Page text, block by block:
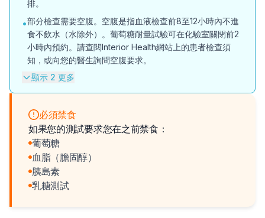
排。
•部分檢查需要空腹。空腹是指血液檢查前8至12小時內不進
食不飲水（水除外）。葡萄糖耐量試驗可在化驗室關閉前2
小時內預約。請查閱Interior Health網站上的患者檢查須
知，或向您的醫生詢問空腹要求。
顯示 2 更多
必須禁食
如果您的測試要求您在之前禁食：
葡萄糖
血脂（膽固醇）
胰島素
乳糖測試